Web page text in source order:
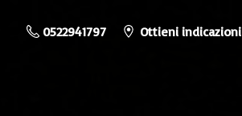
0522941797 Ottieni indicazioni